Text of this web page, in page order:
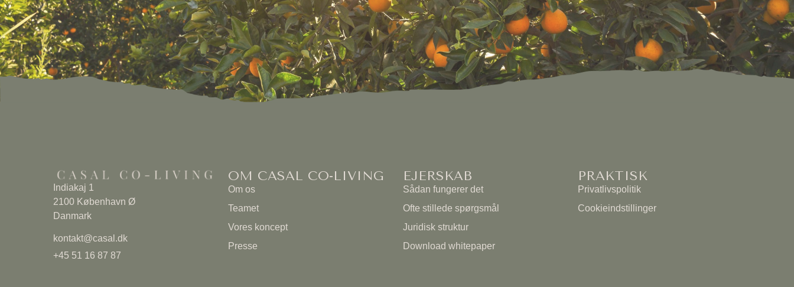
Indiakaj 1
2100 København Ø
Danmark
kontakt@casal.dk
+45 51 16 87 87
OM CASAL CO-LIVING
Om os
Teamet
Vores koncept
Presse
EJERSKAB
Sådan fungerer det
Ofte stillede spørgsmål
Juridisk struktur
Download whitepaper
PRAKTISK
Privatlivspolitik
Cookieindstillinger